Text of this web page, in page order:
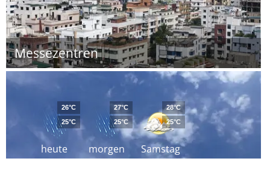
Messezentren
heute
26°C
25°C
morgen
27°C
25°C
Samstag
28°C
25°C